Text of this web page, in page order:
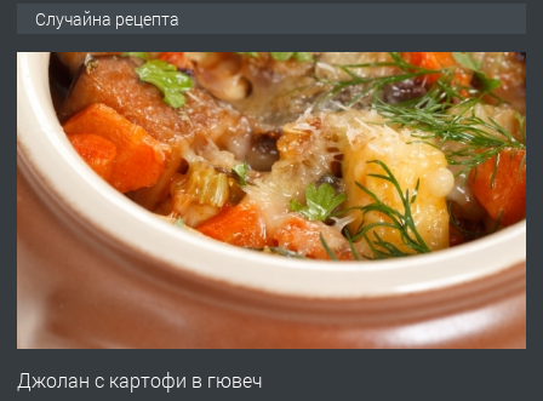
АПАРТАМЕНТ В ЦЕНТЪРА НА ГР.
ХАСКОВО
преди 4 дни
ПРЕДЛАГА Давам гараж под наем
преди 4 дни
№4120 Магазин/Офис под наем в кв.
градската градина!
Случайна рецепта
Джолан с картофи в гювеч